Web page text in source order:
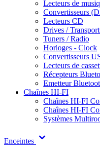
Lecteurs de
Convertisseurs
Lecteurs CD
Drives /
Tuners / Radio
Horloges - Clock
Convertisseurs
Lecteurs de
Récepteurs
Emetteur
Chaînes HI-FI
Chaînes HI-FI
Chaînes HI-FI
Systèmes
Enceintes